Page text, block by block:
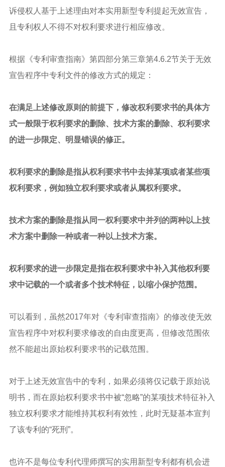
诉侵权人基于上述理由对本实用新型专利提起无效宣告，
且专利权人不得不对权利要求进行相应修改。
根据《专利审查指南》第四部分第三章第4.6.2节关于无效
宣告程序中专利文件的修改方式的规定：
在满足上述修改原则的前提下，修改权利要求书的具体方
式一般限于权利要求的删除、技术方案的删除、权利要求
的进一步限定、明显错误的修正。
权利要求的删除是指从权利要求书中去掉某项或者某些项
权利要求，例如独立权利要求或者从属权利要求。
技术方案的删除是指从同一权利要求中并列的两种以上技
术方案中删除一种或者一种以上技术方案。
权利要求的进一步限定是指在权利要求中补入其他权利要
求中记载的一个或者多个技术特征， 以缩小保护范围。
可以看到，虽然2017年对《专利审查指南》的修改使无效
宣告程序中对权利要求修改的自由度更高，但修改范围依
然不能超出原始权利要求书的记载范围。
对于上述无效宣告中的专利，如果必须将仅记载于原始说
明书，而在原始权利要求书中被“忽略”的某项技术特征补入
独立权利要求才能维持其权利有效性，此时无疑基本宣判
了该专利的“死刑”。
也许不是每位专利代理师撰写的实用新型专利都有机会进